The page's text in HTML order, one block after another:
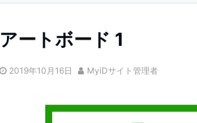
アートボード 1
2019年10月16日 MyiDサイト管理者